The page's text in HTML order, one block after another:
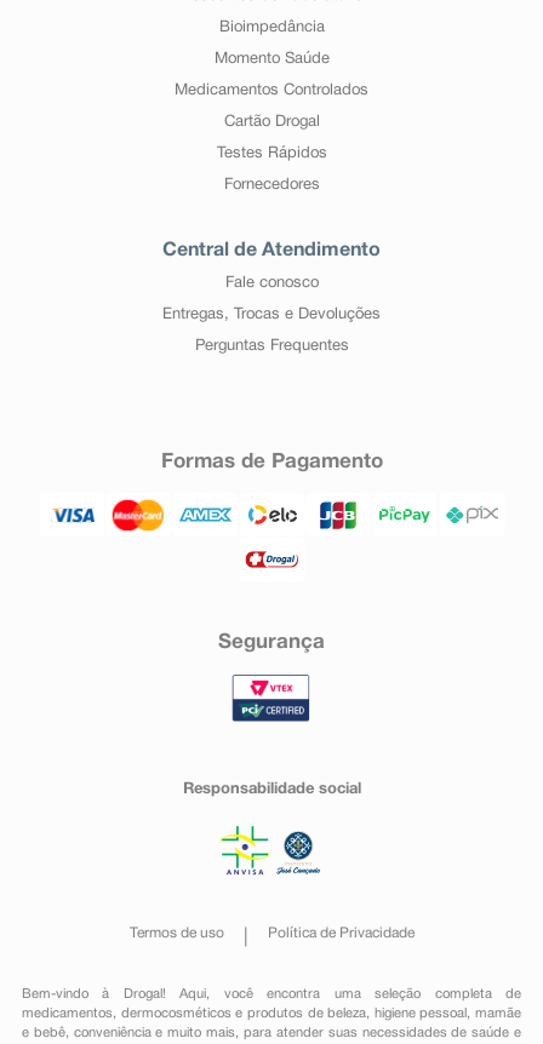
Bioimpedância
Momento Saúde
Medicamentos Controlados
Cartão Drogal
Testes Rápidos
Fornecedores
Central de Atendimento
Fale conosco
Entregas, Trocas e Devoluções
Perguntas Frequentes
Formas de Pagamento
Segurança
Responsabilidade social
Termos de uso Política de Privacidade
Bem-vindo à Drogal! Aqui, você encontra uma seleção completa de
medicamentos , dermocosméticos e produtos de beleza, higiene pessoal ,mamãe
e bebê, conveniênciae muito mais, para atender suas necessidades de saúde e